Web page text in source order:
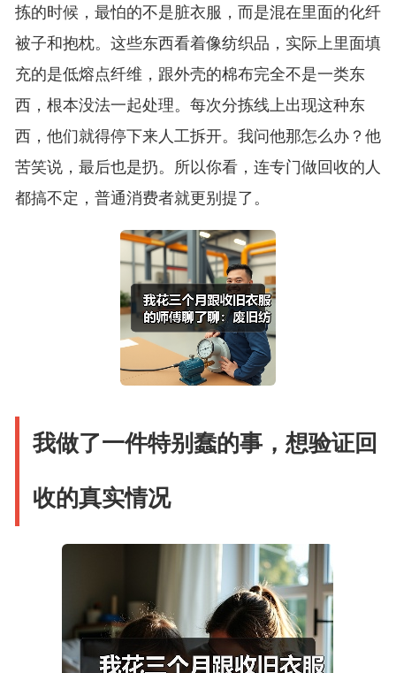
拣的时候，最怕的不是脏衣服，而是混在里面的化纤
被子和抱枕。这些东西看着像纺织品，实际上里面填
充的是低熔点纤维，跟外壳的棉布完全不是一类东
西，根本没法一起处理。每次分拣线上出现这种东
西，他们就得停下来人工拆开。我问他那怎么办？他
苦笑说，最后也是扔。所以你看，连专门做回收的人
都搞不定，普通消费者就更别提了。
我做了一件特别蠢的事，想验证回
收的真实情况